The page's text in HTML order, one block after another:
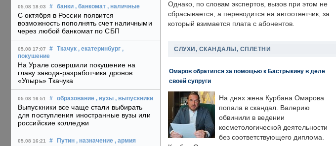
05.08 18:03 # банки , банкомат , наличные
С октября в России появится
возможность пополнять счет наличными
через любой банкомат по СБП
05.08 17:07 # Ткачук , екатеринбург ,
покушение
На Урале совершили покушение на
главу завода-разработчика дронов
«Упырь» Ткачука
05.08 16:51 # образование , вузы , выпускники
Выпускники все чаще стали выбирать
для поступления иностранные вузы или
российские колледжи
05.08 16:21 # Путин , назначение , армия
Однако, по словам экспертов, вызов при этом не
сбрасывается, а переводится на автоответчик, за
который взимается плата с абонентов.
СЛУХИ, СКАНДАЛЫ, СПЛЕТНИ
Омаров обратился за помощью к Бастрыкину в деле
своей супруги
На днях жена Курбана Омарова
попала в скандал. Валерию
обвинили в ведении
косметологической деятельности
без соответствующего диплома.